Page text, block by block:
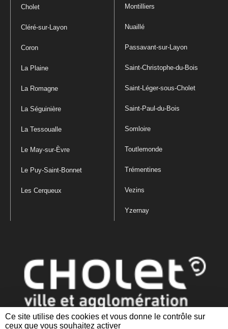
Ce site utilise des cookies et vous donne le contrôle sur
ceux que vous souhaitez activer
Cholet
Cléré-sur-Layon
Coron
La Plaine
La Romagne
La Séguinière
La Tessoualle
Le May-sur-Èvre
Le Puy-Saint-Bonnet
Les Cerqueux
Montilliers
Nuaillé
Passavant-sur-Layon
Saint-Christophe-du-Bois
Saint-Léger-sous-Cholet
Saint-Paul-du-Bois
Somloire
Toutlemonde
Trémentines
Vezins
Yzernay